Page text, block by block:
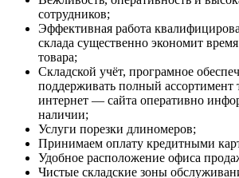
сотрудников;
Эффективная работа
склада существенно экономит
товара;
Складской учёт, програмное
поддерживать полный ассортимент
интернет — сайта оперативно
наличии;
Услуги порезки длиномеров;
Принимаем оплату кредитными
Удобное расположение офиса
Чистые складские зоны